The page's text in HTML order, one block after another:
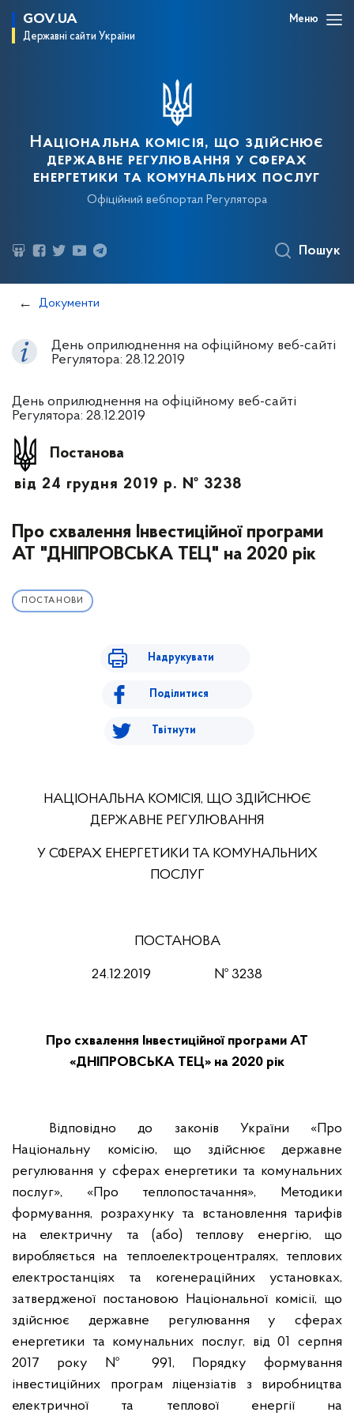
GOV.UA
Державні сайти України
Меню
Національна комісія, що здійснює
державне регулювання у сферах
енергетики та комунальних послуг
Офіційний вебпортал Регулятора
Пошук
Документи
День оприлюднення на офіційному веб-сайті
Регулятора: 28.12.2019
День оприлюднення на офіційному веб-сайті
Регулятора: 28.12.2019
Постанова
від 24 грудня 2019 р. № 3238
Про схвалення Інвестиційної програми
АТ "ДНІПРОВСЬКА ТЕЦ" на 2020 рік
ПОСТАНОВИ
Надрукувати
Поділитися
Твітнути
НАЦІОНАЛЬНА КОМІСІЯ, ЩО ЗДІЙСНЮЄ
ДЕРЖАВНЕ РЕГУЛЮВАННЯ
У СФЕРАХ ЕНЕРГЕТИКИ ТА КОМУНАЛЬНИХ
ПОСЛУГ
ПОСТАНОВА
24.12.2019 № 3238
Про схвалення Інвестиційної програми АТ
«ДНІПРОВСЬКА ТЕЦ» на 2020 рік
Відповідно до законів України «Про
Національну комісію, що здійснює державне
регулювання у сферах енергетики та комунальних
послуг», «Про теплопостачання», Методики
формування, розрахунку та встановлення тарифів
на електричну та (або) теплову енергію, що
виробляється на теплоелектроцентралях, теплових
електростанціях та когенераційних установках,
затвердженої постановою Національної комісії, що
здійснює державне регулювання у сферах
енергетики та комунальних послуг, від 01 серпня
2017 року № 991, Порядку формування
інвестиційних програм ліцензіатів з виробництва
електричної та теплової енергії на